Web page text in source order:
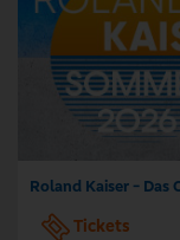
Tickets